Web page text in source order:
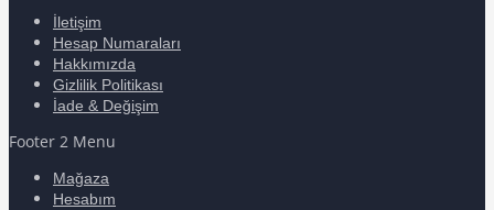
İletişim
Hesap Numaraları
Hakkımızda
Gizlilik Politikası
İade & Değişim
Footer 2 Menu
Mağaza
Hesabım